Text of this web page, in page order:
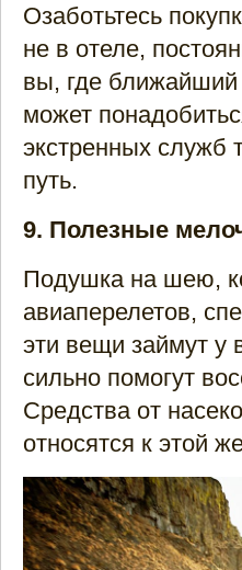
Озаботьтесь
не в отеле,
вы, где ближайший
может
экстренных служб
путь.
9. Полезные
Подушка на шею,
авиаперелетов,
эти вещи займут у
сильно помогут
Средства от
относятся к этой